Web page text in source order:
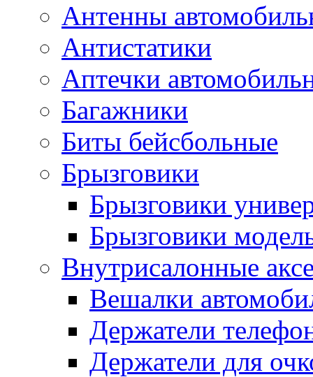
Антенны
Антистатики
Аптечки
Багажники
Биты бейсбольные
Брызговики
Брызговики
Брызговики
Внутрисалонные
Вешалки
Держатели
Держатели для